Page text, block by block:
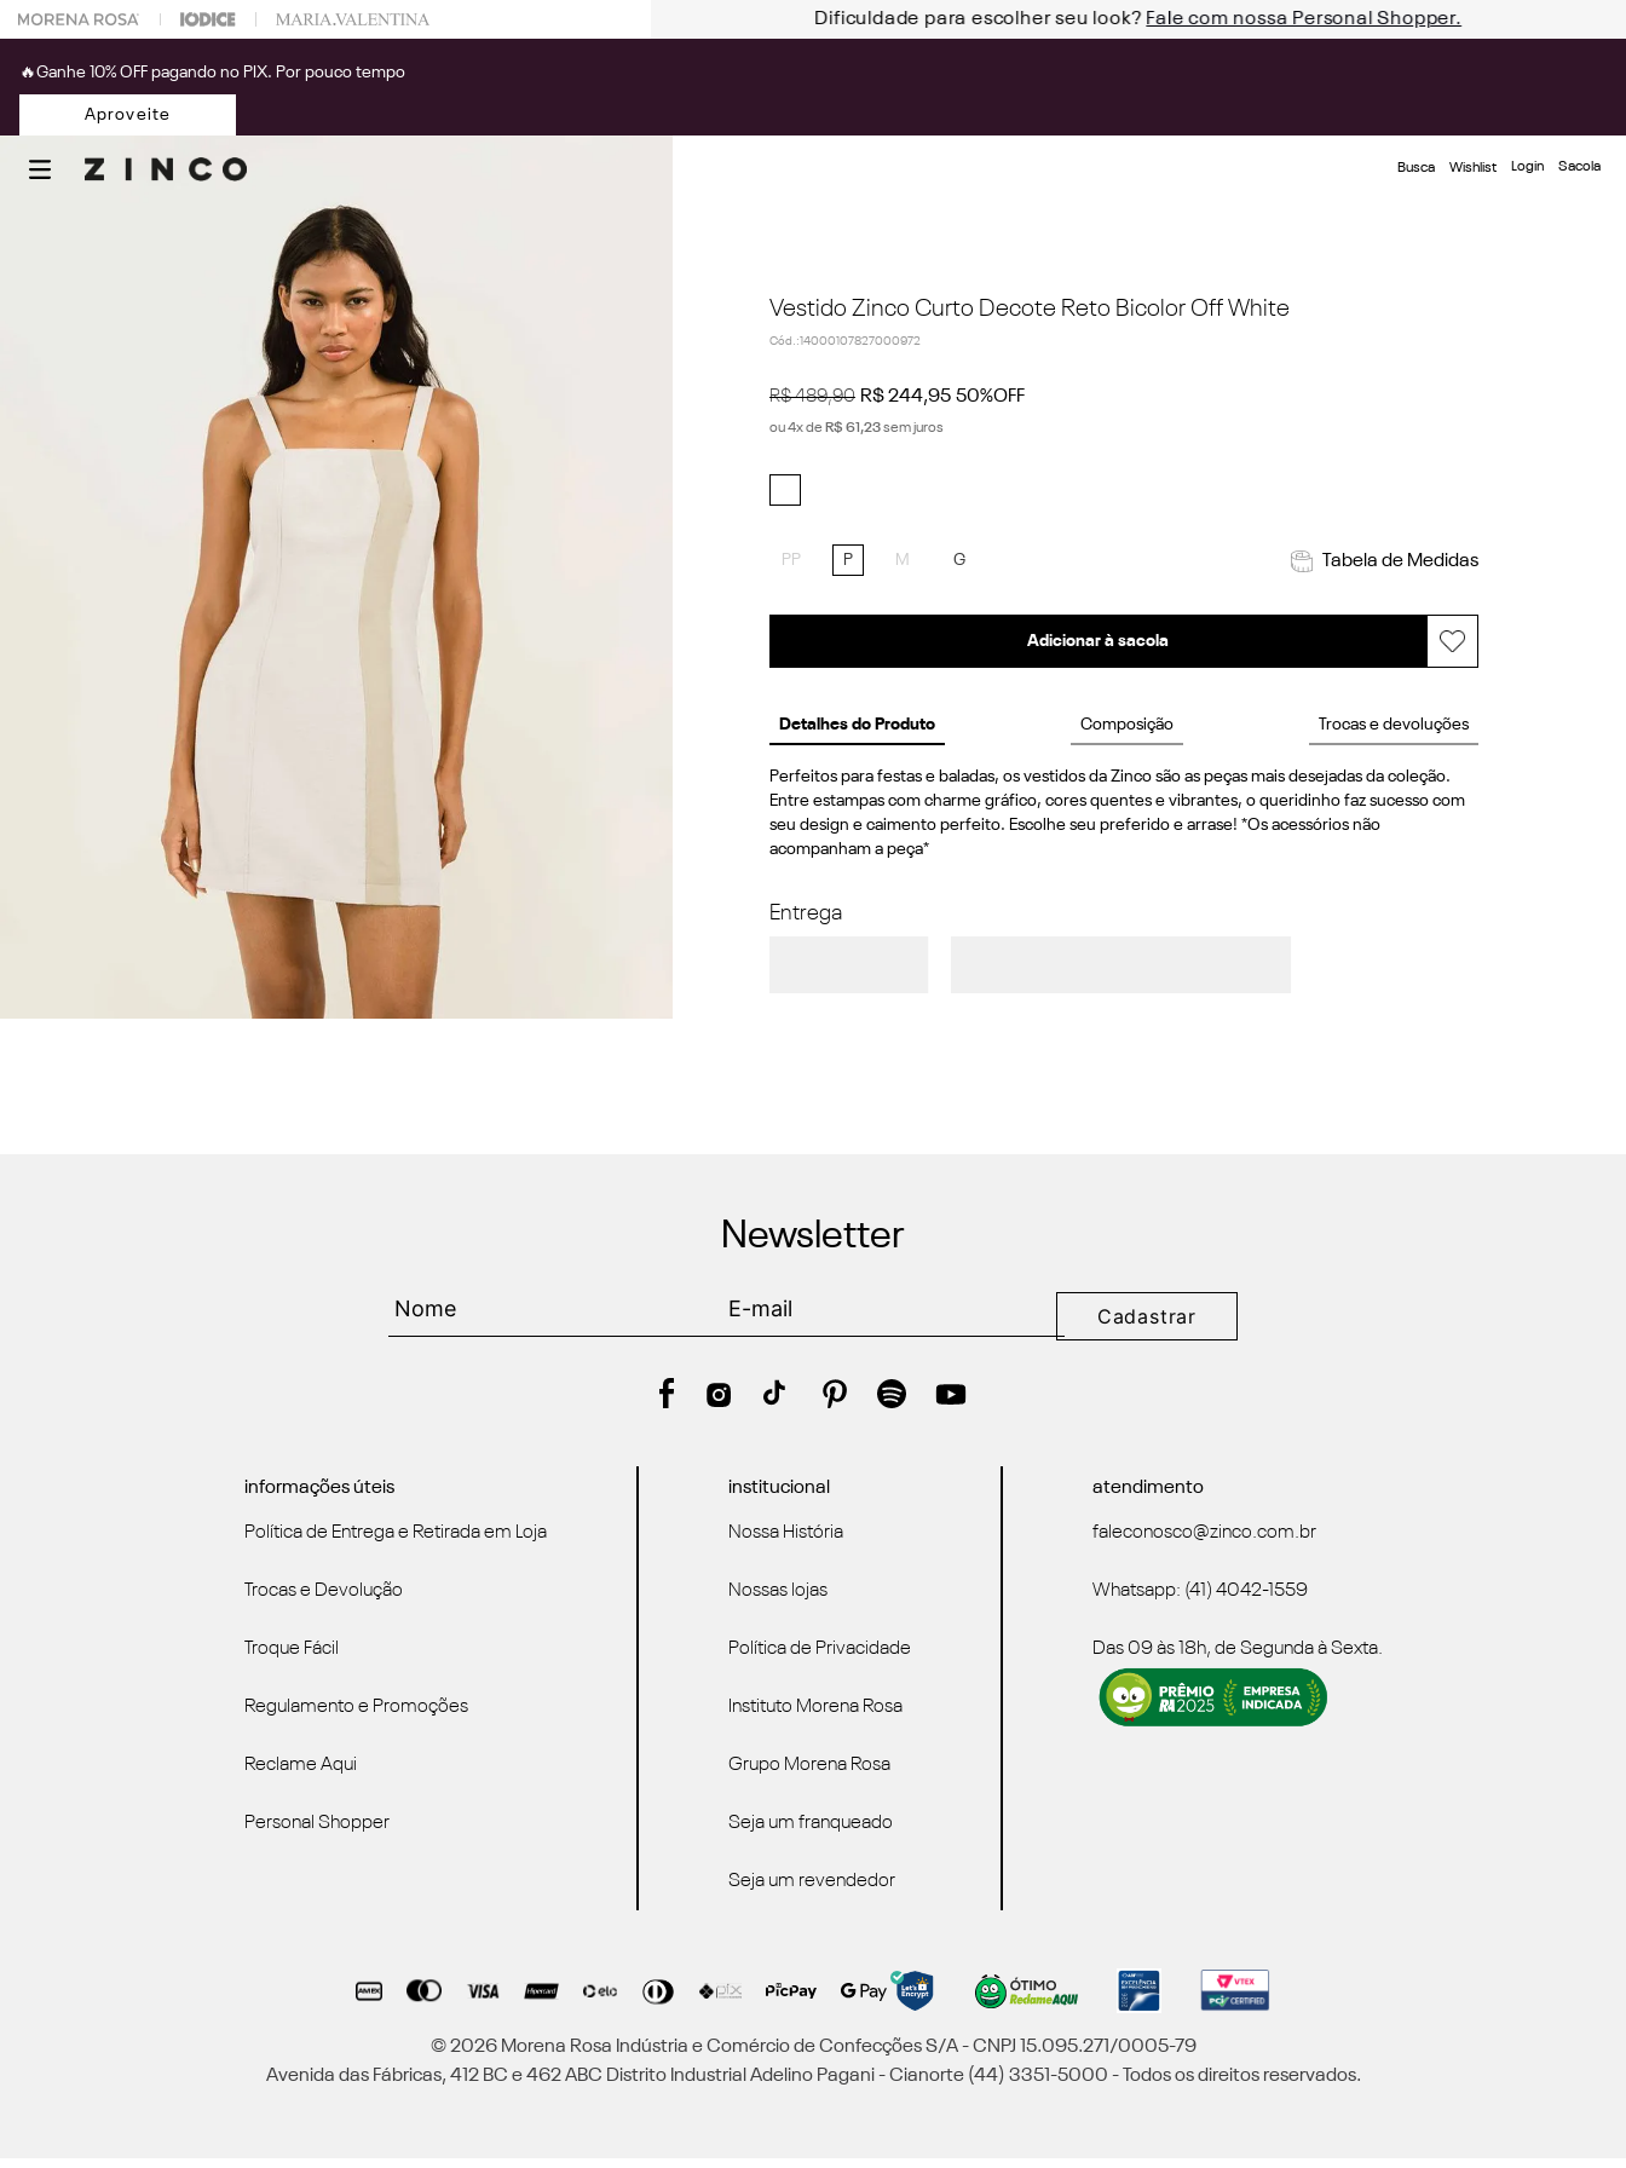
na sua 1° compra usando o cupom: PRIMEIRAZIN Dificuldade para escolher seu look? Fale com nossa Personal Shopper.
🔥Ganhe 10% OFF pagando no PIX. Por pouco tempo
Aproveite
Busca Wishlist Login
Vestido Zinco Curto Decote Reto Bicolor Off White
Cód. :14000107827000972
R$ 489,90 R$244,95 50%OFF
ou4x de R$ 61 ,23sem juros
PP P M G Tabela de Medidas
Adicionar à sacola
Detalhes do Produto Composição Trocas e devoluções
Perfeitos para festas e baladas, os vestidos da Zinco são as peças mais desejadas da coleção.
Entre estampas com charme gráfico, cores quentes e vibrantes, o queridinho faz sucesso com
seu design e caimento perfeito. Escolhe seu preferido e arrase! *Os acessórios não
acompanham a peça*
Entrega
Newsletter
Cadastrar
informações úteis
Política de Entrega e Retirada em Loja
Trocas e Devolução
Troque Fácil
Regulamento e Promoções
Reclame Aqui
Personal Shopper
institucional
Nossa História
Nossas lojas
Política de Privacidade
Instituto Morena Rosa
Grupo Morena Rosa
Seja um franqueado
Seja um revendedor
atendimento
faleconosco@zinco.com.br
Whatsapp: (41) 4042-1559
Das 09 às 18h, de Segunda à Sexta.
© 2026 Morena Rosa Indústria e Comércio de Confecções S/A - CNPJ 15.095.271/0005-79
Avenida das Fábricas, 412 BC e 462 ABC Distrito Industrial Adelino Pagani - Cianorte (44) 3351-5000 - Todos os direitos reservados.